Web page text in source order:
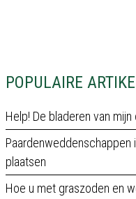
POPULAIRE
Help! De bladeren van
plaatsen
Hoe u met graszoden en